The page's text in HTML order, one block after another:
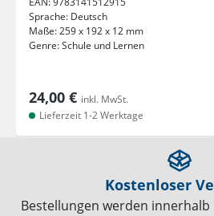
Sprache: Deutsch
Maße:259 x 192 x 12 mm
Genre:Schule und Lernen
24,00 € inkl. MwSt.
Lieferzeit 1-2 Werktage
Kostenloser
Bestellungen werden